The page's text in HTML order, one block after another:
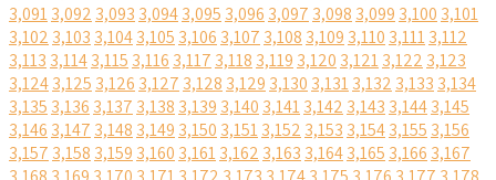
3,0913,092 3,093 3,0943,095 3,096 3,097 3,098 3,099 3,100 3,101
3,102 3,103 3,1043,105 3,106 3,107 3,108 3,109 3,110 3,1113,112
3,113 3,1143,115 3,116 3,117 3,118 3,119 3,120 3,1213,122 3,123
3,1243,125 3,126 3,127 3,128 3,129 3,130 3,1313,132 3,133 3,134
3,135 3,136 3,137 3,138 3,139 3,140 3,1413,142 3,143 3,1443,145
3,146 3,147 3,148 3,149 3,150 3,1513,152 3,153 3,1543,155 3,156
3,157 3,158 3,159 3,160 3,1613,162 3,163 3,1643,165 3,166 3,167